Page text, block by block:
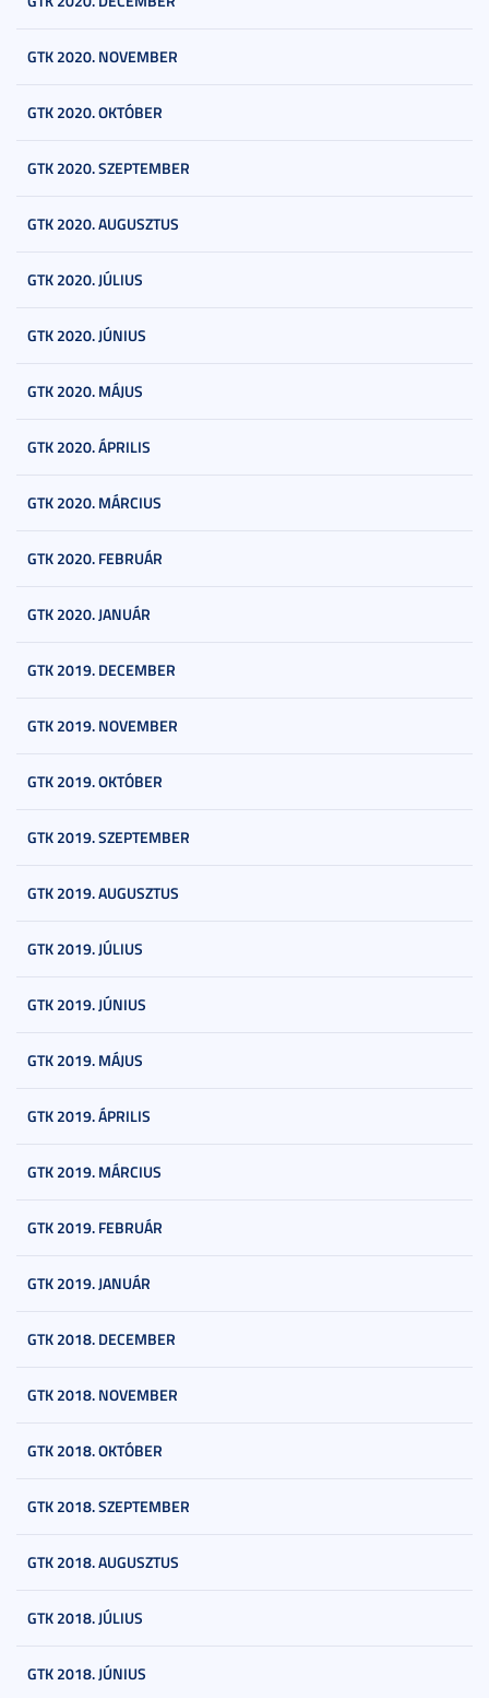
GTK 2020. NOVEMBER
GTK 2020. OKTÓBER
GTK 2020. SZEPTEMBER
GTK 2020. AUGUSZTUS
GTK 2020. JÚLIUS
GTK 2020. JÚNIUS
GTK 2020. MÁJUS
GTK 2020. ÁPRILIS
GTK 2020. MÁRCIUS
GTK 2020. FEBRUÁR
GTK 2020. JANUÁR
GTK 2019. DECEMBER
GTK 2019. NOVEMBER
GTK 2019. OKTÓBER
GTK 2019. SZEPTEMBER
GTK 2019. AUGUSZTUS
GTK 2019. JÚLIUS
GTK 2019. JÚNIUS
GTK 2019. MÁJUS
GTK 2019. ÁPRILIS
GTK 2019. MÁRCIUS
GTK 2019. FEBRUÁR
GTK 2019. JANUÁR
GTK 2018. DECEMBER
GTK 2018. NOVEMBER
GTK 2018. OKTÓBER
GTK 2018. SZEPTEMBER
GTK 2018. AUGUSZTUS
GTK 2018. JÚLIUS
GTK 2018. JÚNIUS